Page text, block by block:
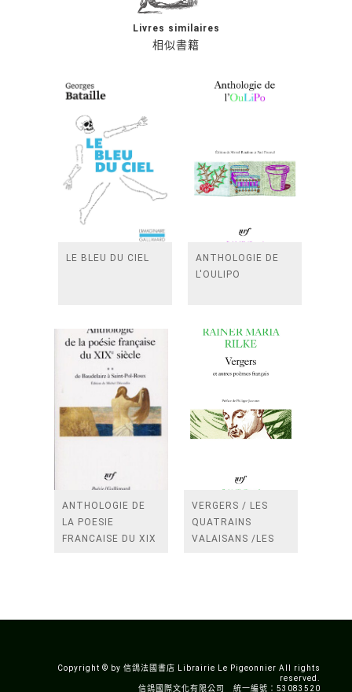
相似書籍
Livres similaires
LE BLEU DU CIEL
ANTHOLOGIE DE
L'OULIPO
ANTHOLOGIE DE
LA POESIE
FRANCAISE DU XIX
VERGERS / LES
QUATRAINS
VALAISANS /LES
Copyright © by 信鴿法國書店 Librairie Le Pigeonnier All rights
reserved.
信鴿國際文化有限公司 統一編號：53083520